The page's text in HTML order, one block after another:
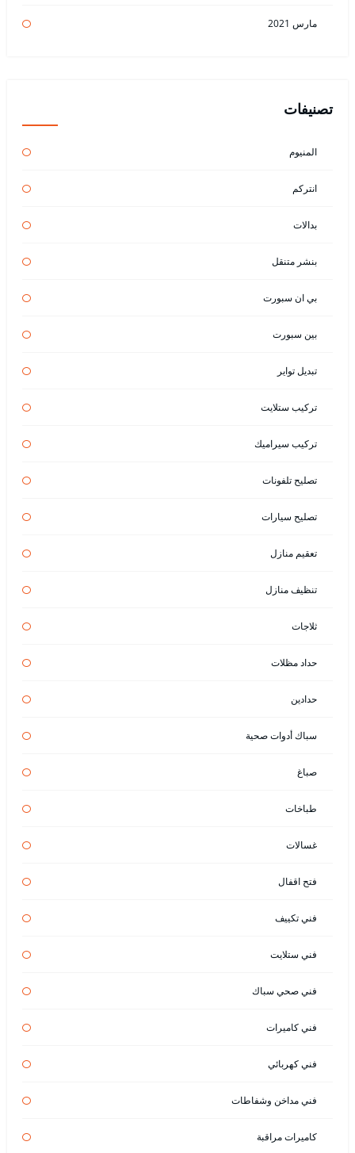
مارس 2021
تصنيفات
المنيوم
انتركم
بدالات
بنشر متنقل
بي ان سبورت
بين سبورت
تبديل تواير
تركيب ستلايت
تركيب سيراميك
تصليح تلفونات
تصليح سيارات
تعقيم منازل
تنظيف منازل
ثلاجات
حداد مظلات
حدادين
سباك أدوات صحية
صباغ
طباخات
غسالات
فتح اقفال
فني تكييف
فني ستلايت
فني صحي سباك
فني كاميرات
فني كهربائي
فني مداخن وشفاطات
كاميرات مراقبة